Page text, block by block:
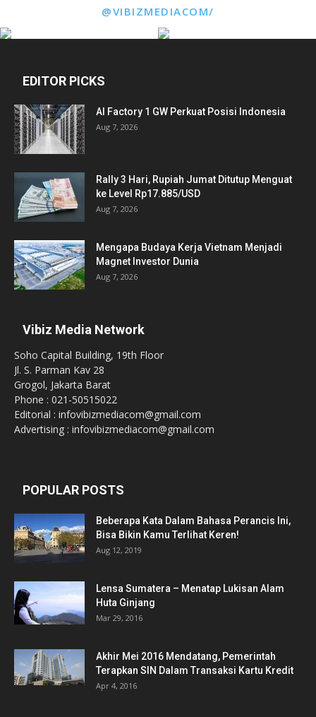
@VIBIZMEDIACOM/
EDITOR PICKS
AI Factory 1 GW Perkuat Posisi Indonesia
Aug 7, 2026
Rally 3 Hari, Rupiah Jumat Ditutup Menguat
ke Level Rp17.885/USD
Aug 7, 2026
Mengapa Budaya Kerja Vietnam Menjadi
Magnet Investor Dunia
Aug 7, 2026
Vibiz Media Network
Soho Capital Building, 19th Floor
Jl. S. Parman Kav 28
Grogol, Jakarta Barat
Phone : 021-50515022
Editorial : infovibizmediacom@gmail.com
Advertising : infovibizmediacom@gmail.com
POPULAR POSTS
Beberapa Kata Dalam Bahasa Perancis Ini,
Bisa Bikin Kamu Terlihat Keren!
Aug 12, 2019
Lensa Sumatera – Menatap Lukisan Alam
Huta Ginjang
Mar 29, 2016
Akhir Mei 2016 Mendatang, Pemerintah
Terapkan SIN Dalam Transaksi Kartu Kredit
Apr 4, 2016